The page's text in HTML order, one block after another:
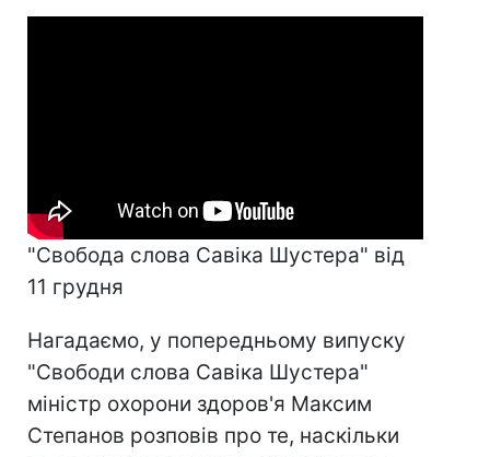
"Свобода слова Савіка Шустера" від
11 грудня
Нагадаємо, у попередньому випуску
"Свободи слова Савіка Шустера"
міністр охорони здоров'я Максим
Степанов розповів про те, наскільки